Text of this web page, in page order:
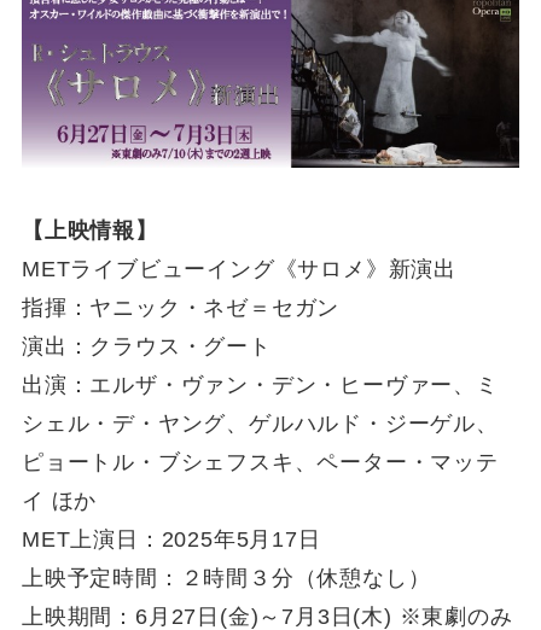
【上映情報】
METライブビューイング《サロメ》新演出
指揮：ヤニック・ネゼ＝セガン
演出：クラウス・グート
出演：エルザ・ヴァン・デン・ヒーヴァー、ミ
シェル・デ・ヤング、ゲルハルド・ジーゲル、
ピョートル・ブシェフスキ、ペーター・マッテ
イ ほか
MET上演日：2025年5月17日
上映予定時間：２時間３分（休憩なし）
上映期間：6月27日(金)～7月3日(木) ※東劇のみ